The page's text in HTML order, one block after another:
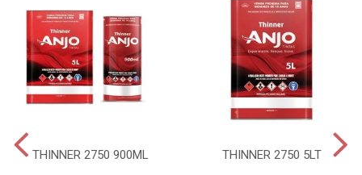
THINNER 2750 900ML THINNER 2750 5LT